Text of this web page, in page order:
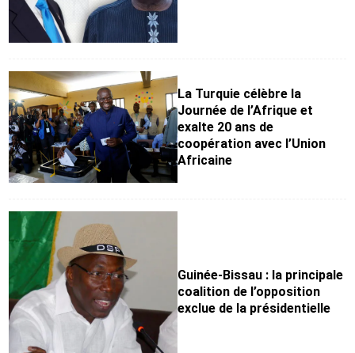
La Turquie célèbre la
Journée de l’Afrique et
exalte 20 ans de
coopération avec l’Union
Africaine
Guinée-Bissau : la principale
coalition de l’opposition
exclue de la présidentielle